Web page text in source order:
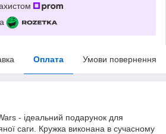
Оплата Умови повернення
- ідеальний подарунок для
саги. Кружка виконана в сучасному